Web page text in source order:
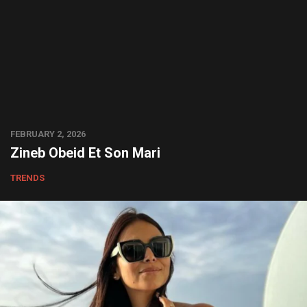
FEBRUARY 2, 2026
Zineb Obeid Et Son Mari
TRENDS